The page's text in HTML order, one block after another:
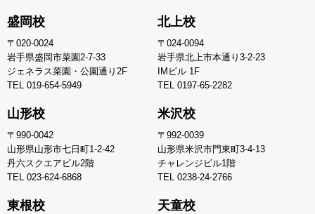
盛岡校
〒020-0024
岩手県盛岡市菜園2-7-33
ジェネラス菜園・公園通り2F
TEL 019-654-5949
北上校
〒024-0094
岩手県北上市本通り3-2-23
IMビル 1F
TEL 0197-65-2282
山形校
〒990-0042
山形県山形市七日町1-2-42
丹六スクエアビル2階
TEL 023-624-6868
米沢校
〒992-0039
山形県米沢市門東町3-4-13
チャレンジビル1階
TEL 0238-24-2766
東根校 天童校